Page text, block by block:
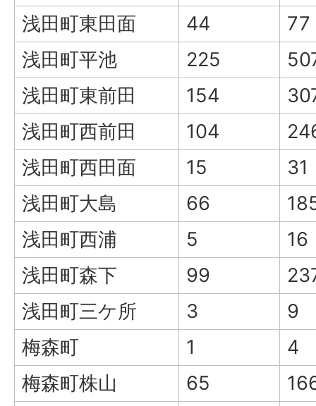
浅田町東田面
44
77
浅田町平池
225
浅田町東前田
154
浅田町西前田
104
浅田町西田面
15
31
浅田町大島
66
浅田町西浦
5
16
浅田町森下
99
浅田町三ケ所
3
9
梅森町
1
4
梅森町株山
65